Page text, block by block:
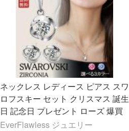
ネックレス レディース ピアス スワ
ロフスキー セット クリスマス 誕生
日 記念日 プレゼント ローズ 爆買
EverFlawless ジュエリー